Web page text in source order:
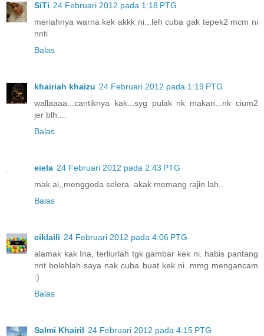
SiTi 24 Februari 2012 pada 1:18 PTG
meriahnya warna kek akkk ni...leh cuba gak tepek2 mcm ni
nnti
Balas
khairiah khaizu 24 Februari 2012 pada 1:19 PTG
wallaaaa...cantiknya kak...syg pulak nk makan...nk cium2
jer blh....
Balas
eiela 24 Februari 2012 pada 2:43 PTG
mak ai,,menggoda selera. akak memang rajin lah..
Balas
ciklaili 24 Februari 2012 pada 4:06 PTG
alamak kak Ina, terliurlah tgk gambar kek ni. habis pantang
nnt bolehlah saya nak cuba buat kek ni. mmg mengancam
:)
Balas
Salmi Khairil 24 Februari 2012 pada 4:15 PTG